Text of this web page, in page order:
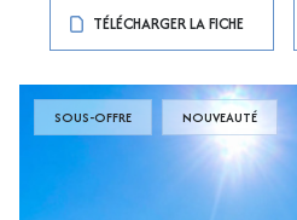
TÉLÉCHARGER LA FICHE
SOUS-OFFRE NOUVEAUTÉ